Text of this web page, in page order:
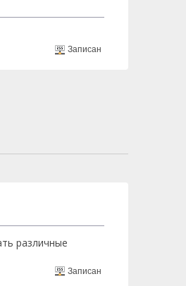
Записан
различные
Записан